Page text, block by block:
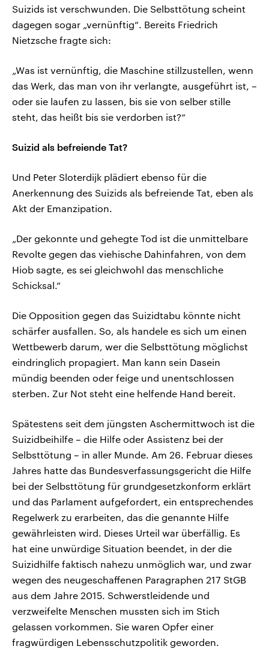
Suizids ist verschwunden. Die Selbsttötung scheint
dagegen sogar „vernünftig“. Bereits Friedrich
Nietzsche fragte sich:
„Was ist vernünftig, die Maschine stillzustellen, wenn
das Werk, das man von ihr verlangte, ausgeführt ist, –
oder sie laufen zu lassen, bis sie von selber stille
steht, das heißt bis sie verdorben ist?“
Suizid als befreiende Tat?
Und Peter Sloterdijk plädiert ebenso für die
Anerkennung des Suizids als befreiende Tat, eben als
Akt der Emanzipation.
„Der gekonnte und gehegte Tod ist die unmittelbare
Revolte gegen das viehische Dahinfahren, von dem
Hiob sagte, es sei gleichwohl das menschliche
Schicksal.“
Die Opposition gegen das Suizidtabu könnte nicht
schärfer ausfallen. So, als handele es sich um einen
Wettbewerb darum, wer die Selbsttötung möglichst
eindringlich propagiert. Man kann sein Dasein
mündig beenden oder feige und unentschlossen
sterben. Zur Not steht eine helfende Hand bereit.
Spätestens seit dem jüngsten Aschermittwoch ist die
Suizidbeihilfe – die Hilfe oder Assistenz bei der
Selbsttötung – in aller Munde. Am 26. Februar dieses
Jahres hatte das Bundesverfassungsgericht die Hilfe
bei der Selbsttötung für grundgesetzkonform erklärt
und das Parlament aufgefordert, ein entsprechendes
Regelwerk zu erarbeiten, das die genannte Hilfe
gewährleisten wird. Dieses Urteil war überfällig. Es
hat eine unwürdige Situation beendet, in der die
Suizidhilfe faktisch nahezu unmöglich war, und zwar
wegen des neugeschaffenen Paragraphen 217 StGB
aus dem Jahre 2015. Schwerstleidende und
verzweifelte Menschen mussten sich im Stich
gelassen vorkommen. Sie waren Opfer einer
fragwürdigen Lebensschutzpolitik geworden.